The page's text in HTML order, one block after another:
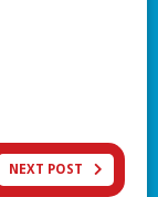
NEXT POST